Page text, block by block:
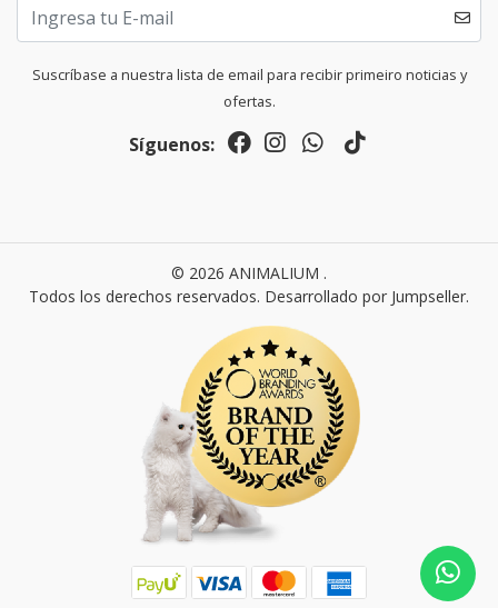
Suscríbase a nuestra lista de email para recibir primeiro noticias y
ofertas.
Síguenos:
© 2026 ANIMALIUM .
Todos los derechos reservados. Desarrollado por Jumpseller.